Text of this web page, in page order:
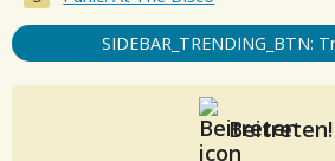
SIDEBAR_TRENDING_BTN:
Beitreten!